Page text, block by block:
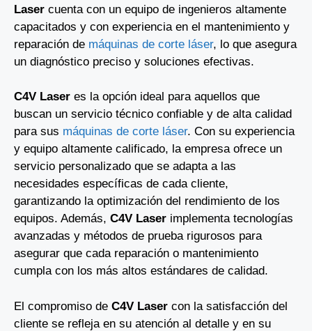
Laser cuenta con un equipo de ingenieros altamente
capacitados y con experiencia en el mantenimiento y
reparación de máquinas de corte láser, lo que asegura
un diagnóstico preciso y soluciones efectivas.
C4V Laser es la opción ideal para aquellos que
buscan un servicio técnico confiable y de alta calidad
para sus máquinas de corte láser. Con su experiencia
y equipo altamente calificado, la empresa ofrece un
servicio personalizado que se adapta a las
necesidades específicas de cada cliente,
garantizando la optimización del rendimiento de los
equipos. Además, C4V Laser implementa tecnologías
avanzadas y métodos de prueba rigurosos para
asegurar que cada reparación o mantenimiento
cumpla con los más altos estándares de calidad.
El compromiso de C4V Laser con la satisfacción del
cliente se refleja en su atención al detalle y en su